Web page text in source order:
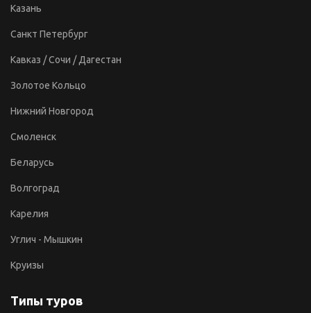
Казань
Санкт Петербург
Кавказ / Сочи / Дагестан
Золотое Кольцо
Нижний Новгород
Смоленск
Беларусь
Волгоград
Карелия
Углич - Мышкин
Круизы
Типы туров